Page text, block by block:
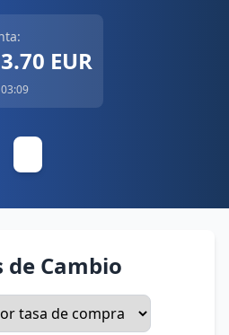
EUR
de Cambio